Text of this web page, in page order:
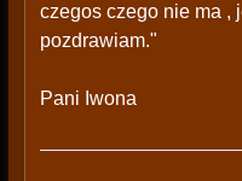
czegos czego nie ma ,
pozdrawiam."
Pani Iwona